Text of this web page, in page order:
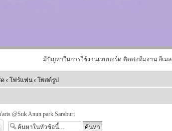
มีปัญหาในการใช้งานเวบบอร์ด ติดต่อทีมงาน อีเมล
‹ โฟร์แฟน ‹ โพสต์รูป
@Suk Anun park Saraburi